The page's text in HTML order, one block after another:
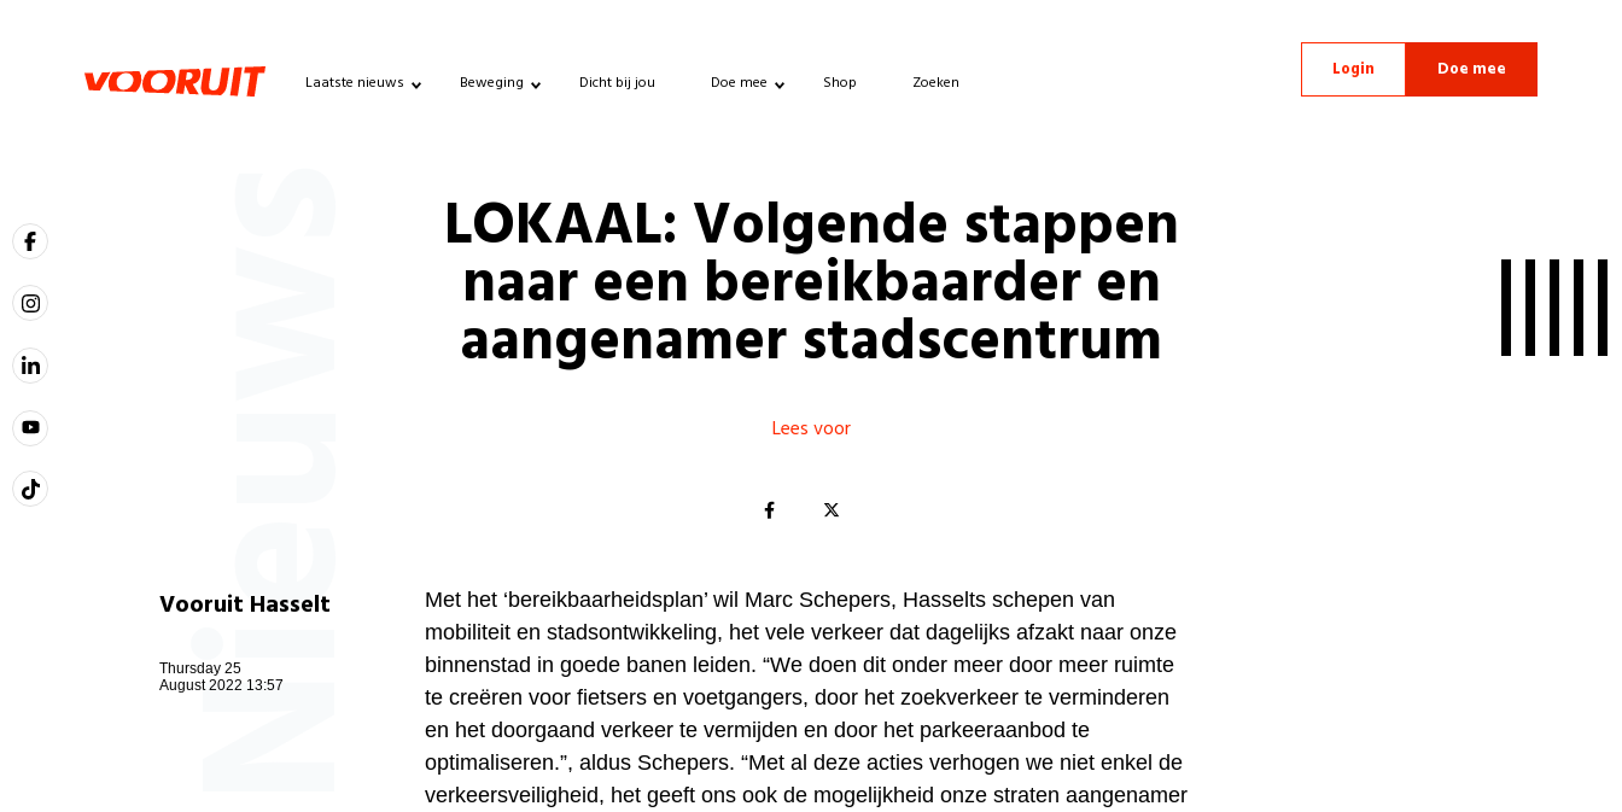
Laatste nieuws Beweging Dicht bij jou Doe mee Shop Zoeken
Login Doe mee
NieuwsLOKAAL: Volgende stappen
naar een bereikbaarder en
aangenamer stadscentrum
Lees voor
Vooruit Hasselt
Thursday 25
August 2022 13:57
Met het ‘bereikbaarheidsplan’ wil Marc Schepers, Hasselts schepen van
mobiliteit en stadsontwikkeling, het vele verkeer dat dagelijks afzakt naar onze
binnenstad in goede banen leiden. “We doen dit onder meer door meer ruimte
te creëren voor fietsers en voetgangers, door het zoekverkeer te verminderen
en het doorgaand verkeer te vermijden en door het parkeeraanbod te
optimaliseren.”, aldus Schepers. “Met al deze acties verhogen we niet enkel de
verkeersveiligheid, het geeft ons ook de mogelijkheid onze straten aangenamer